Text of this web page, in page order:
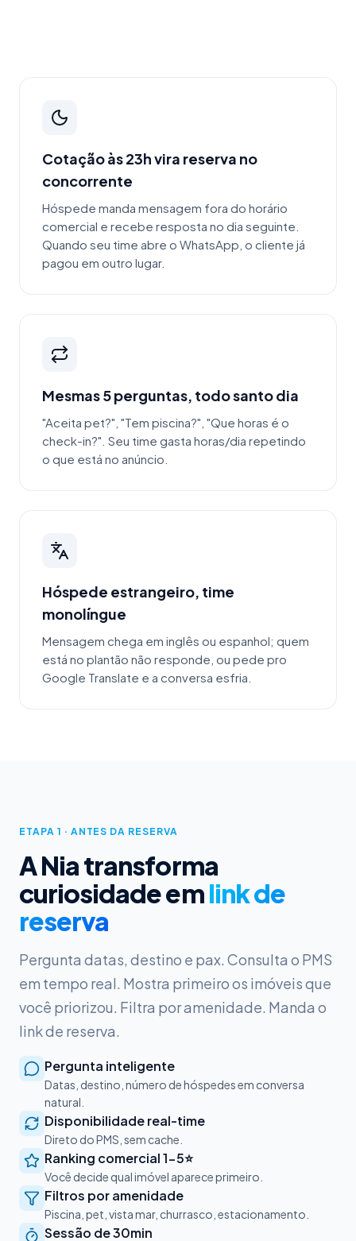
Cotação às 23h vira reserva no
concorrente
Hóspede manda mensagem fora do horário
comercial e recebe resposta no dia seguinte.
Quando seu time abre o WhatsApp, o cliente já
pagou em outro lugar.
Mesmas 5 perguntas, todo santo dia
"Aceita pet?", "Tem piscina?", "Que horas é o
check-in?". Seu time gasta horas/dia repetindo
o que está no anúncio.
Hóspede estrangeiro, time
monolíngue
Mensagem chega em inglês ou espanhol; quem
está no plantão não responde, ou pede pro
Google Translate e a conversa esfria.
ETAPA 1 · ANTES DA RESERVA
A Nia transforma
curiosidade emlink de
reserva
Pergunta datas, destino e pax. Consulta o PMS
em tempo real. Mostra primeiro os imóveis que
você priorizou. Filtra por amenidade. Manda o
link de reserva.
Pergunta inteligente
Datas, destino, número de hóspedes em conversa
natural.
Disponibilidade real-time
Direto do PMS, sem cache.
Ranking comercial 1-5⭐
Você decide qual imóvel aparece primeiro.
Filtros por amenidade
Piscina, pet, vista mar, churrasco, estacionamento.
Sessão de 30min